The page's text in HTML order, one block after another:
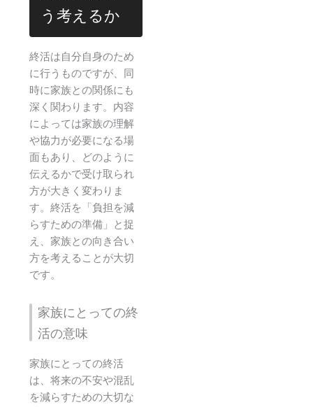
う考えるか
終活は自分自身のため
に行うものですが、同
時に家族との関係にも
深く関わります。内容
によっては家族の理解
や協力が必要になる場
面もあり、どのように
伝えるかで受け取られ
方が大きく変わりま
す。終活を「負担を減
らすための準備」と捉
え、家族との向き合い
方を考えることが大切
です。
家族にとっての終
活の意味
家族にとっての終活
は、将来の不安や混乱
を減らすための大切な